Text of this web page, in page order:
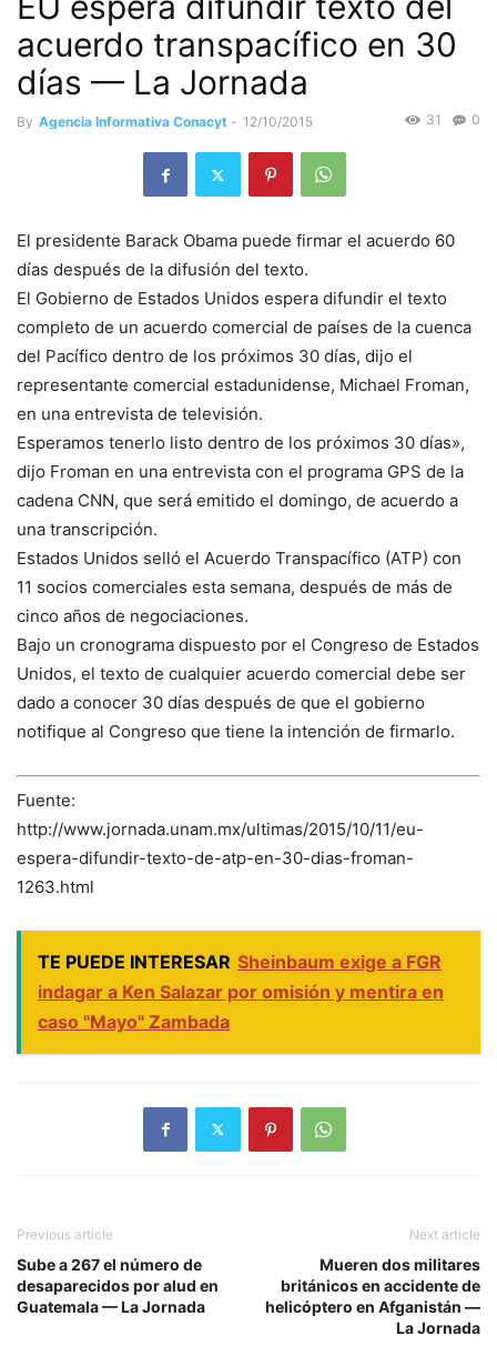
acuerdo transpacífico en 30
días — La Jornada
By Agencia Informativa Conacyt - 12/10/2015 0
31
El presidente Barack Obama puede firmar el acuerdo 60
días después de la difusión del texto.
El Gobierno de Estados Unidos espera difundir el texto
completo de un acuerdo comercial de países de la cuenca
del Pacífico dentro de los próximos 30 días, dijo el
representante comercial estadunidense, Michael Froman,
en una entrevista de televisión.
Esperamos tenerlo listo dentro de los próximos 30 días»,
dijo Froman en una entrevista con el programa GPS de la
cadena CNN, que será emitido el domingo, de acuerdo a
una transcripción.
Estados Unidos selló el Acuerdo Transpacífico (ATP) con
11 socios comerciales esta semana, después de más de
cinco años de negociaciones.
Bajo un cronograma dispuesto por el Congreso de Estados
Unidos, el texto de cualquier acuerdo comercial debe ser
dado a conocer 30 días después de que el gobierno
notifique al Congreso que tiene la intención de firmarlo.
Fuente:
http://www.jornada.unam.mx/ultimas/2015/10/11/eu-
espera-difundir-texto-de-atp-en-30-dias-froman-
1263.html
TE PUEDE INTERESAR Sheinbaum exige a FGR
indagar a Ken Salazar por omisión y mentira en
caso "Mayo" Zambada
Previous article
Sube a 267 el número de
desaparecidos por alud en
Guatemala — La Jornada
Next article
Mueren dos militares
británicos en accidente de
helicóptero en Afganistán —
La Jornada